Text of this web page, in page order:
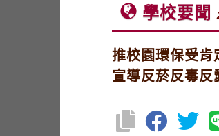
學校要聞
推校園環保受肯
宣導反菸反毒